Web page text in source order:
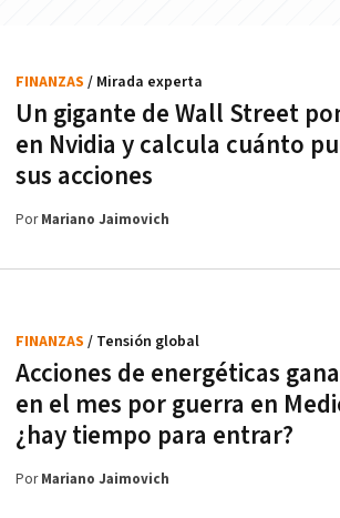
Un gigante de Wall Street
en Nvidia y calcula cuánto
sus acciones
FINANZAS / Mirada experta
PorMariano Jaimovich
Acciones de energéticas
en el mes por guerra en
¿hay tiempo para entrar?
FINANZAS / Tensión global
PorMariano Jaimovich